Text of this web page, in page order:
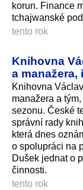
korun. Finance
tchajwanské
tento rok
Knihovna
a
Knihovna
manažera a
sezonu. České
správní rady
která dnes
o spolupráci na
Dušek jednat o
činnosti.
tento rok